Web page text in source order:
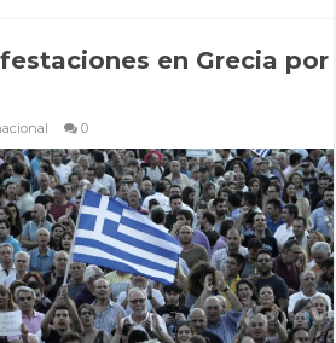
en Grecia por
0